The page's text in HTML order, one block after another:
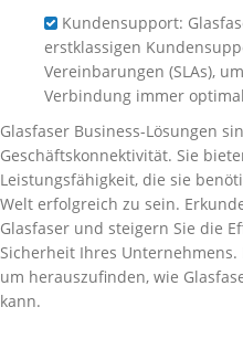
Kundensupport:
erstklassigen
Vereinbarungen (SLAs),
Verbindung immer
Glasfaser Business-Lösungen
Geschäftskonnektivität. Sie
Leistungsfähigkeit, die sie
Welt erfolgreich zu sein.
Glasfaser und steigern Sie die
Sicherheit Ihres
um herauszufinden, wie
kann.